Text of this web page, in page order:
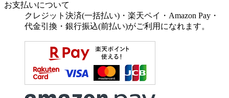
お支払いについて
クレジット決済(一括払い)・楽天ペイ・Amazon Pay・
代金引換・銀行振込(前払い)がご利用になれます。